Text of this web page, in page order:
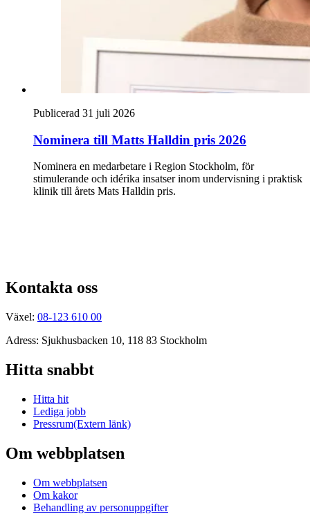
Publicerad 31 juli 2026
Nominera till Matts Halldin pris 2026
Nominera en medarbetare i Region Stockholm, för
stimulerande och idérika insatser inom undervisning i praktisk
klinik till årets Mats Halldin pris.
Kontakta oss
Växel: 08-123 610 00
Adress: Sjukhusbacken 10, 118 83 Stockholm
Hitta snabbt
Hitta hit
Lediga jobb
Pressrum(Extern länk)
Om webbplatsen
Om webbplatsen
Om kakor
Behandling av personuppgifter